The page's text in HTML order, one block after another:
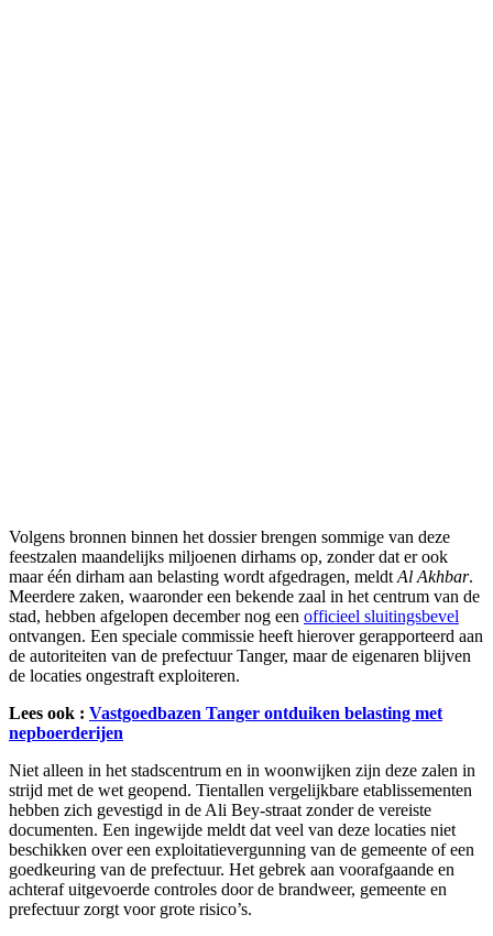
Volgens bronnen binnen het dossier brengen sommige van deze
feestzalen maandelijks miljoenen dirhams op, zonder dat er ook
maar één dirham aan belasting wordt afgedragen, meldt Al Akhbar.
Meerdere zaken, waaronder een bekende zaal in het centrum van de
stad, hebben afgelopen december nog een officieel sluitingsbevel
ontvangen. Een speciale commissie heeft hierover gerapporteerd aan
de autoriteiten van de prefectuur Tanger, maar de eigenaren blijven
de locaties ongestraft exploiteren.
Lees ook : Vastgoedbazen Tanger ontduiken belasting met
nepboerderijen
Niet alleen in het stadscentrum en in woonwijken zijn deze zalen in
strijd met de wet geopend. Tientallen vergelijkbare etablissementen
hebben zich gevestigd in de Ali Bey-straat zonder de vereiste
documenten. Een ingewijde meldt dat veel van deze locaties niet
beschikken over een exploitatievergunning van de gemeente of een
goedkeuring van de prefectuur. Het gebrek aan voorafgaande en
achteraf uitgevoerde controles door de brandweer, gemeente en
prefectuur zorgt voor grote risico’s.